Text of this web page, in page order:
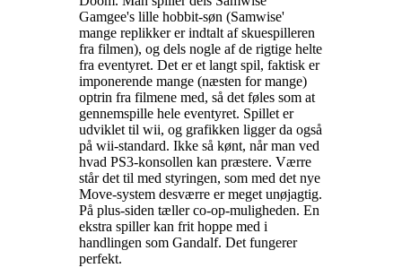
Gamgee's lille hobbit-søn (Samwise'
mange replikker er indtalt af skuespilleren
fra filmen), og dels nogle af de rigtige helte
fra eventyret. Det er et langt spil, faktisk er
imponerende mange (næsten for mange)
optrin fra filmene med, så det føles som at
gennemspille hele eventyret. Spillet er
udviklet til wii, og grafikken ligger da også
på wii-standard. Ikke så kønt, når man ved
hvad PS3-konsollen kan præstere. Værre
står det til med styringen, som med det nye
Move-system desværre er meget unøjagtig.
På plus-siden tæller co-op-muligheden. En
ekstra spiller kan frit hoppe med i
handlingen som Gandalf. Det fungerer
perfekt.